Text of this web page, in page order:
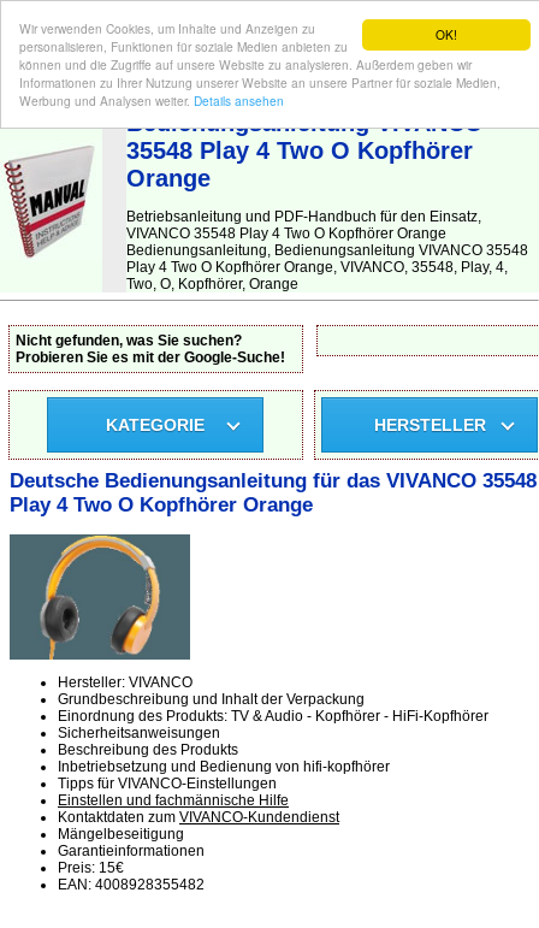
OK!
Wir verwenden Cookies, um Inhalte und Anzeigen zu
personalisieren, Funktionen für soziale Medien anbieten zu
können und die Zugriffe auf unsere Website zu analysieren. Außerdem geben wir
Informationen zu Ihrer Nutzung unserer Website an unsere Partner für soziale Medien,
Werbung und Analysen weiter. Details ansehen
BEDIENUNGSANLEITUNG| Hier finden Sie die deutsche Anleitung!
Bedienungsanleitung VIVANCO
35548 Play 4 Two O Kopfhörer
Orange
Betriebsanleitung und PDF-Handbuch für den Einsatz,
VIVANCO 35548 Play 4 Two O Kopfhörer Orange
Bedienungsanleitung, Bedienungsanleitung VIVANCO 35548
Play 4 Two O Kopfhörer Orange, VIVANCO, 35548, Play, 4,
Two, O, Kopfhörer, Orange
Nicht gefunden, was Sie suchen?
Probieren Sie es mit der Google-Suche!
KATEGORIE HERSTELLER
Deutsche Bedienungsanleitung für das VIVANCO 35548
Play 4 Two O Kopfhörer Orange
Hersteller: VIVANCO
Grundbeschreibung und Inhalt der Verpackung
Einordnung des Produkts: TV & Audio - Kopfhörer - HiFi-Kopfhörer
Sicherheitsanweisungen
Beschreibung des Produkts
Inbetriebsetzung und Bedienung von hifi-kopfhörer
Tipps für VIVANCO-Einstellungen
Einstellen und fachmännische Hilfe
Kontaktdaten zum VIVANCO-Kundendienst
Mängelbeseitigung
Garantieinformationen
Preis: 15€
EAN: 4008928355482